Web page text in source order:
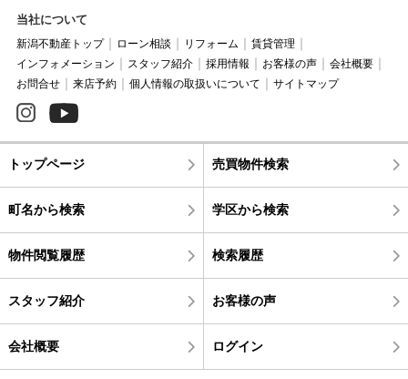
当社について
新潟不動産トップ ローン相談 リフォーム
賃貸管理
インフォメーション
スタッフ紹介 採用情報 お客様の声
会社概要
お問合せ
来店予約 個人情報の取扱いについて サイトマップ
トップページ 売買物件検索
町名から検索 学区から検索
物件閲覧履歴 検索履歴
スタッフ紹介 お客様の声
会社概要 ログイン